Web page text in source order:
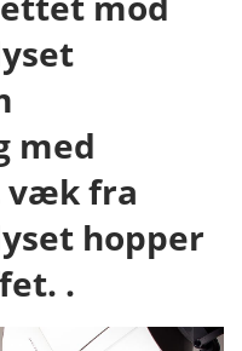
med
væk fra
hopper
.